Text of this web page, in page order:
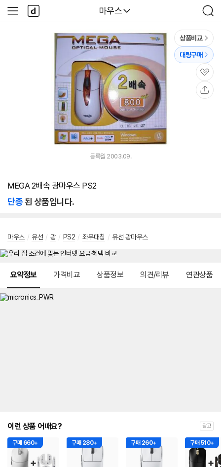
다나와
마우스
검
색
사
이
다
나
와
상품비교
대량구매
관
심
등록월 2003.09.
MEGA 2배속 광마우스 PS2
단종된 상품입니다.
마우스 / 유선 / 광 / PS2 / 좌우대칭 / 유선 광마우스
요약정보 가격비교 상품정보 의견/리뷰 연관상품
이런 상품 어때요? 광고
구매 660+ 구매 280+ 구매 260+ 구매 510+